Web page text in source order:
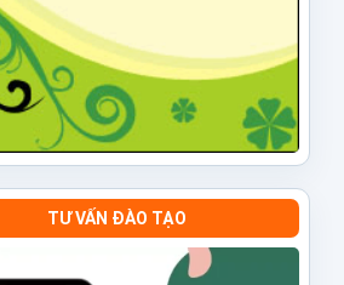
TƯ VẤN ĐÀO TẠO